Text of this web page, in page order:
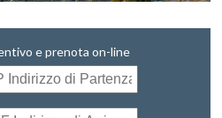
e prenota on-line